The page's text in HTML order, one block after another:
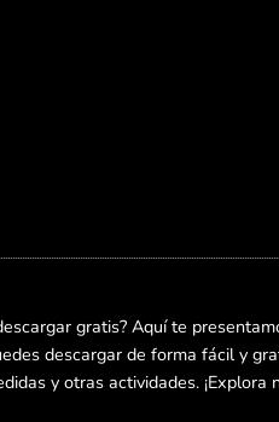
gratis? Aquí te
descargar de forma fácil y
y otras actividades. ¡Explora